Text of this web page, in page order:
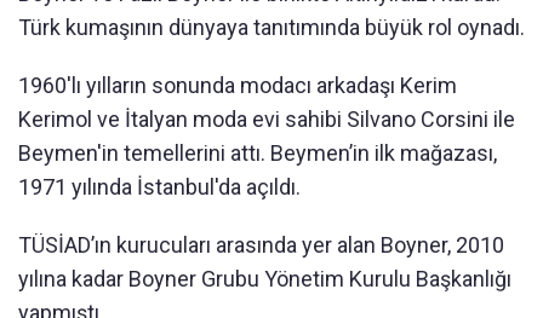
Türk kumaşının dünyaya tanıtımında büyük rol oynadı.
1960'lı yılların sonunda modacı arkadaşı Kerim
Kerimol ve İtalyan moda evi sahibi Silvano Corsini ile
Beymen'in temellerini attı. Beymen’in ilk mağazası,
1971 yılında İstanbul'da açıldı.
TÜSİAD’ın kurucuları arasında yer alan Boyner, 2010
yılına kadar Boyner Grubu Yönetim Kurulu Başkanlığı
yapmıştı.